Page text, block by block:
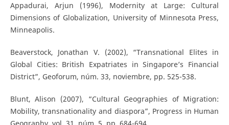
Appadurai, Arjun (1996), Modernity at Large: Cultural
Dimensions of Globalization, University of Minnesota Press,
Minneapolis.
Beaverstock, Jonathan V. (2002), “Transnational Elites in
Global Cities: British Expatriates in Singapore’s Financial
District”, Geoforum, núm. 33, noviembre, pp. 525-538.
Blunt, Alison (2007), “Cultural Geographies of Migration:
Mobility, transnationality and diaspora”, Progress in Human